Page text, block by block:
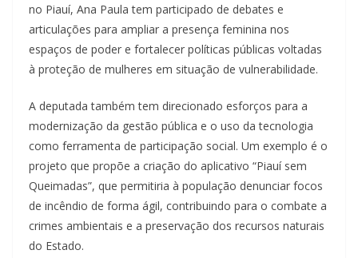
no Piauí, Ana Paula tem participado de debates e
articulações para ampliar a presença feminina nos
espaços de poder e fortalecer políticas públicas voltadas
à proteção de mulheres em situação de vulnerabilidade.
A deputada também tem direcionado esforços para a
modernização da gestão pública e o uso da tecnologia
como ferramenta de participação social. Um exemplo é o
projeto que propõe a criação do aplicativo “Piauí sem
Queimadas”, que permitiria à população denunciar focos
de incêndio de forma ágil, contribuindo para o combate a
crimes ambientais e a preservação dos recursos naturais
do Estado.